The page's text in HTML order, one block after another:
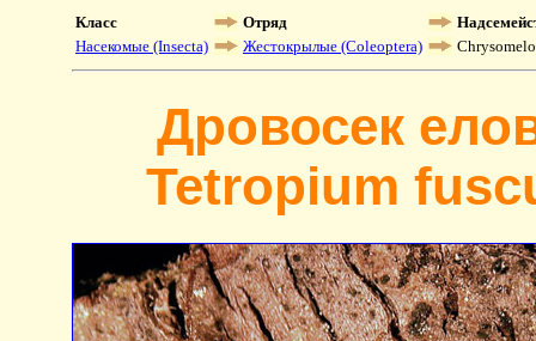
Класс Отряд
Насекомые (Insecta)
Жестокрылые (Coleoptera)
Дровосек
Tetropium